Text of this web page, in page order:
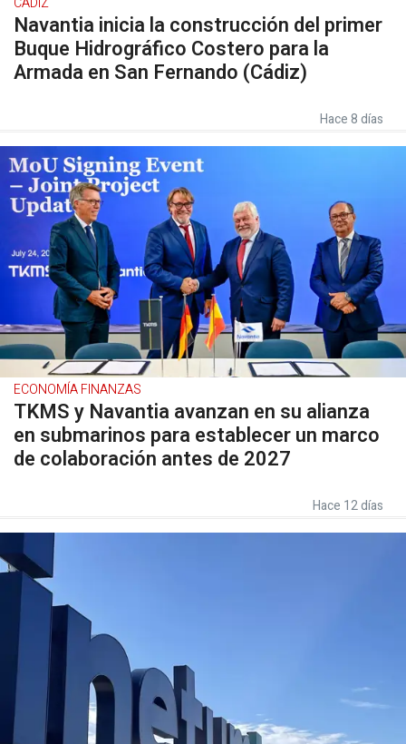
Navantia inicia la construcción del primer
Buque Hidrográfico Costero para la
Armada en San Fernando (Cádiz)
Hace 8 días
ECONOMÍA FINANZAS
TKMS y Navantia avanzan en su alianza
en submarinos para establecer un marco
de colaboración antes de 2027
Hace 12 días